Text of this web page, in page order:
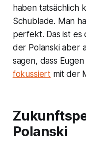
haben tatsächlich
Schublade. Man
perfekt. Das ist es
der Polanski aber
sagen, dass
fokussiert mit der
Polanski